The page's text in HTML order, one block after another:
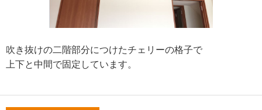
吹き抜けの二階部分につけたチェリーの格子で
上下と中間で固定しています。